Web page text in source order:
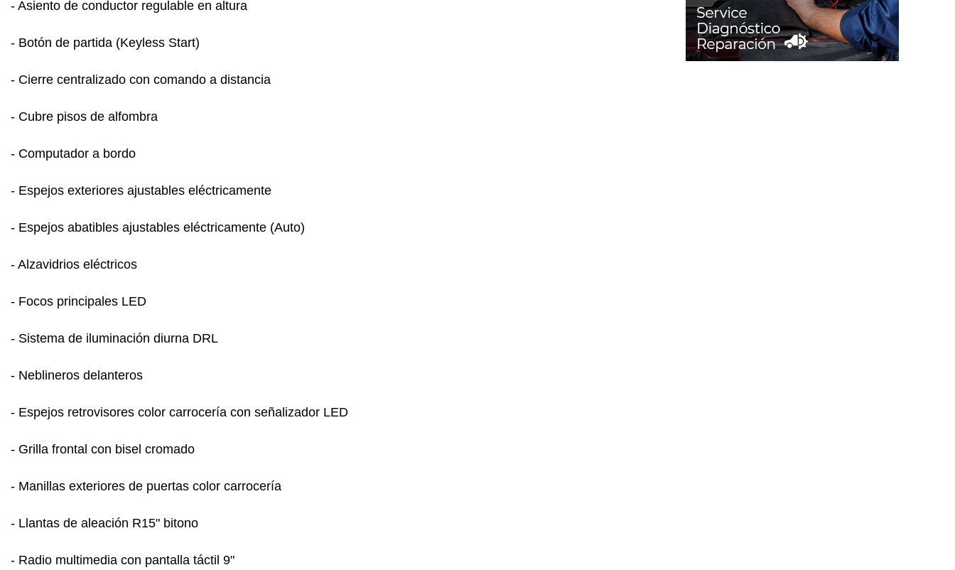
- Asiento de conductor regulable en altura
- Botón de partida (Keyless Start)
- Cierre centralizado con comando a distancia
- Cubre pisos de alfombra
- Computador a bordo
- Espejos exteriores ajustables eléctricamente
- Espejos abatibles ajustables eléctricamente (Auto)
- Alzavidrios eléctricos
- Focos principales LED
- Sistema de iluminación diurna DRL
- Neblineros delanteros
- Espejos retrovisores color carrocería con señalizador LED
- Grilla frontal con bisel cromado
- Manillas exteriores de puertas color carrocería
- Llantas de aleación R15" bitono
- Radio multimedia con pantalla táctil 9"